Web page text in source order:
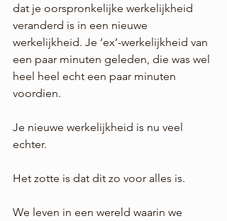
dat je oorspronkelijke werkelijkheid
veranderd is in een nieuwe
werkelijkheid. Je ‘ex’-werkelijkheid van
een paar minuten geleden, die was wel
heel heel echt een paar minuten
voordien.
Je nieuwe werkelijkheid is nu veel
echter.
Het zotte is dat dit zo voor alles is.
We leven in een wereld waarin we